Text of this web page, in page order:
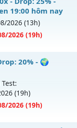
Sinhvào 08h
19:00 hôm nay
/2026 (13h)
/2026 (19h)
cả ngày, vào là
Kiếm
20% - 🌍
(19h)
/2026 (19h)